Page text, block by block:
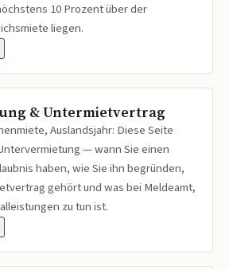
10 Prozent über der
liegen.
& Untermietvertrag
Auslandsjahr: Diese Seite
— wann Sie einen
haben, wie Sie ihn begründen,
gehört und was bei Meldeamt,
zu tun ist.